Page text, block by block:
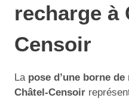
recharge à
Censoir
La pose d’une borne
Châtel-Censoir